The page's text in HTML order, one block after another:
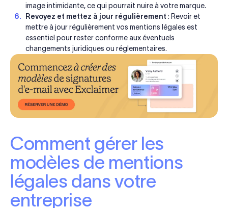
image intimidante, ce qui pourrait nuire à votre marque.
Revoyez et mettez à jour régulièrement : Revoir et
mettre à jour régulièrement vos mentions légales est
essentiel pour rester conforme aux éventuels
changements juridiques ou réglementaires.
Comment gérer les
modèles de mentions
légales dans votre
entreprise